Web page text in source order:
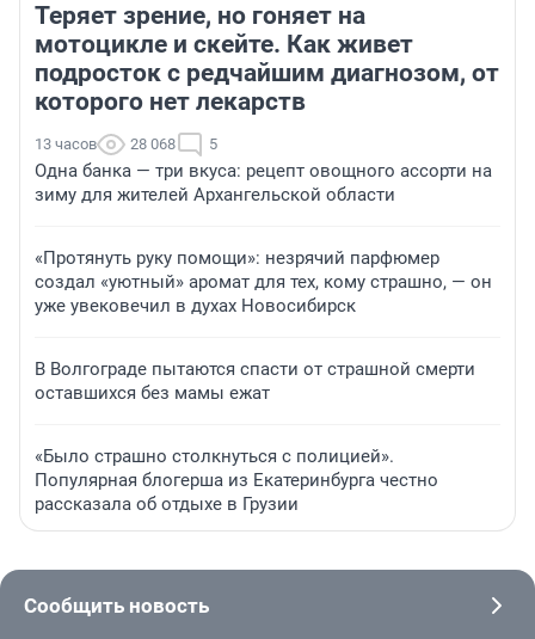
Теряет зрение, но гоняет на
мотоцикле и скейте. Как живет
подросток с редчайшим диагнозом, от
которого нет лекарств
13 часов 28 068 5
Одна банка — три вкуса: рецепт овощного ассорти на
зиму для жителей Архангельской области
«Протянуть руку помощи»: незрячий парфюмер
создал «уютный» аромат для тех, кому страшно, — он
уже увековечил в духах Новосибирск
В Волгограде пытаются спасти от страшной смерти
оставшихся без мамы ежат
«Было страшно столкнуться с полицией».
Популярная блогерша из Екатеринбурга честно
рассказала об отдыхе в Грузии
Сообщить новость